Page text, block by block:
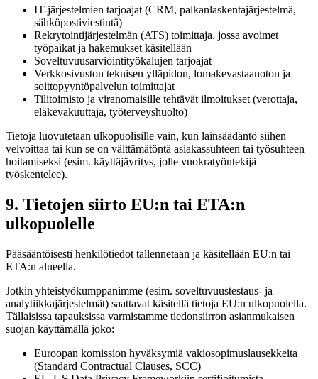
IT-järjestelmien tarjoajat (CRM, palkanlaskentajärjestelmä,
sähköpostiviestintä)
Rekrytointijärjestelmän (ATS) toimittaja, jossa avoimet
työpaikat ja hakemukset käsitellään
Soveltuvuusarviointityökalujen tarjoajat
Verkkosivuston teknisen ylläpidon, lomakevastaanoton ja
soittopyyntöpalvelun toimittajat
Tilitoimisto ja viranomaisille tehtävät ilmoitukset (verottaja,
eläkevakuuttaja, työterveyshuolto)
Tietoja luovutetaan ulkopuolisille vain, kun lainsäädäntö siihen
velvoittaa tai kun se on välttämätöntä asiakassuhteen tai työsuhteen
hoitamiseksi (esim. käyttäjäyritys, jolle vuokratyöntekijä
työskentelee).
9. Tietojen siirto EU:n tai ETA:n
ulkopuolelle
Pääsääntöisesti henkilötiedot tallennetaan ja käsitellään EU:n tai
ETA:n alueella.
Jotkin yhteistyökumppanimme (esim. soveltuvuustestaus- ja
analytiikkajärjestelmät) saattavat käsitellä tietoja EU:n ulkopuolella.
Tällaisissa tapauksissa varmistamme tiedonsiirron asianmukaisen
suojan käyttämällä joko:
Euroopan komission hyväksymiä vakiosopimuslausekkeita
(Standard Contractual Clauses, SCC)